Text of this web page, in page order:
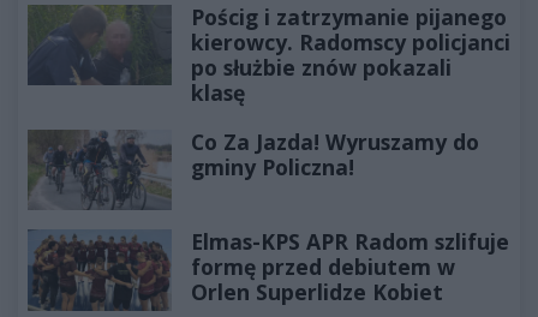
Pościg i zatrzymanie pijanego
kierowcy. Radomscy policjanci
po służbie znów pokazali
klasę
Co Za Jazda! Wyruszamy do
gminy Policzna!
Elmas-KPS APR Radom szlifuje
formę przed debiutem w
Orlen Superlidze Kobiet